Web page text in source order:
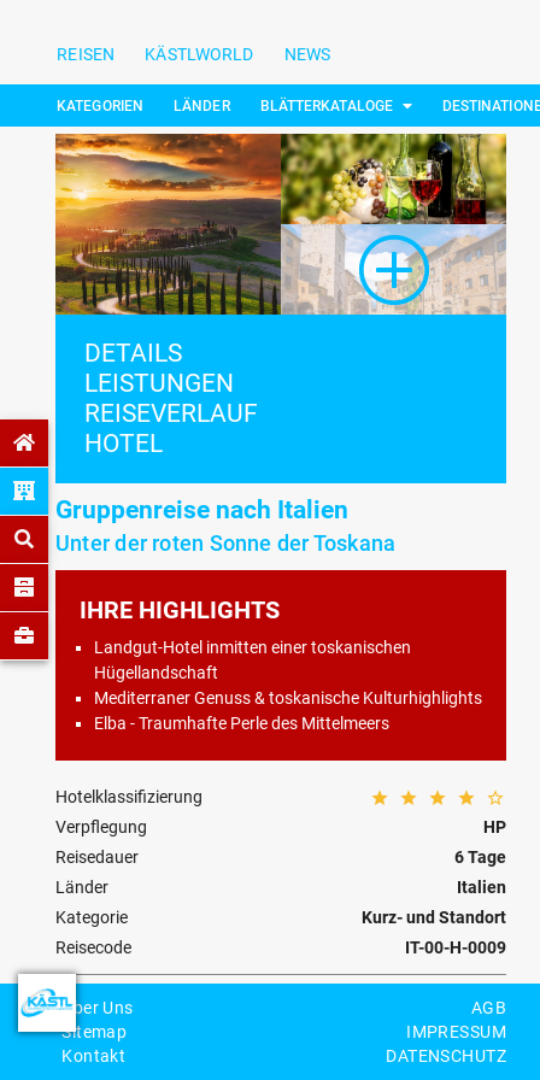
REISEN KÄSTLWORLD NEWS
KATEGORIEN LÄNDER BLÄTTERKATALOGE
DETAILS
LEISTUNGEN
REISEVERLAUF
HOTEL
Gruppenreise nach Italien
Unter der roten Sonne der Toskana
IHRE HIGHLIGHTS
Landgut-Hotel inmitten einer toskanischen
Hügellandschaft
Mediterraner Genuss & toskanische Kulturhighlights
Elba - Traumhafte Perle des Mittelmeers
Hotelklassifizierung
Verpflegung
HP
Reisedauer
6 Tage
Länder
Italien
Kategorie
Kurz- und Standort
Reisecode
IT-00-H-0009
BEWERTEN ANFRAGEN
Über Uns
Sitemap
Kontakt
AGB
IMPRESSUM
DATENSCHUTZ